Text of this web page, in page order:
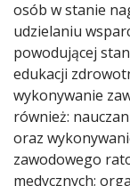
osób w stanie
udzielaniu
powodującej
edukacji
wykonywanie
również:
oraz
zawodowego
medycznych;